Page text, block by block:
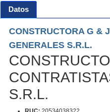
Datos
CONSTRUCTORA G &
GENERALES S.R.L.
S.R.L.